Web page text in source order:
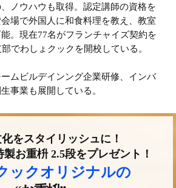
ノウハウも取得。認定講師の資格を
場で外国人に和食料理を教え、教室
。現在77名がフランチャイズ契約を
でわしょクックを開校している。
ムビルデインング企業研修、インバ
事業も展開している。
をスタイリッシュに！
お重枡 2.5段をプレゼント！
ックオリジナルの